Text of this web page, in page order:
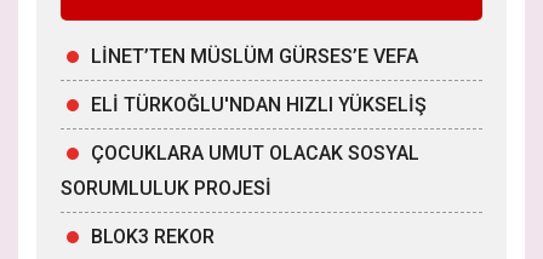
LİNET’TEN MÜSLÜM GÜRSES’E VEFA
ELİ TÜRKOĞLU'NDAN HIZLI YÜKSELİŞ
ÇOCUKLARA UMUT OLACAK SOSYAL
SORUMLULUK PROJESİ
BLOK3 REKOR